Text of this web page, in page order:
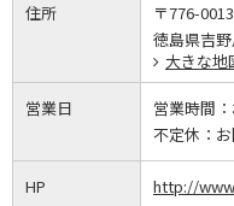
住所
〒776-0013
徳島県吉
大きな地
営業日 営業時間：
不定休：
HP http://